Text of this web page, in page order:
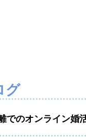
グ
でのオンライン婚